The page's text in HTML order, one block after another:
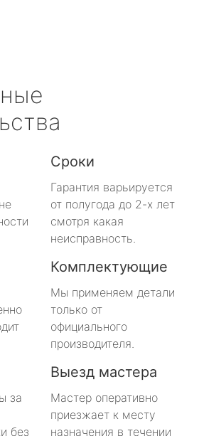
Сроки
Гарантия варьируется
от полугода до 2-х лет
смотря какая
неисправность.
Комплектующие
Мы применяем детали
только от
официального
производителя.
за
без
Выезд мастера
Мастер оперативно
приезжает к месту
назначения в течении